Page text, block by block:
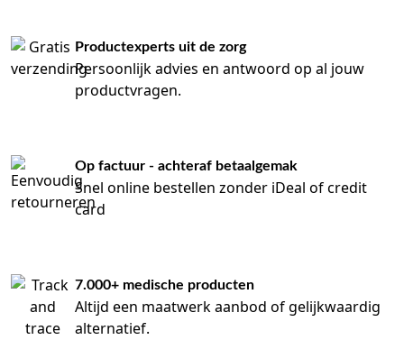
Productexperts uit de zorg
Persoonlijk advies en antwoord op al jouw
productvragen.
Op factuur - achteraf betaalgemak
Snel online bestellen zonder iDeal of credit
card
7.000+ medische producten
Altijd een maatwerk aanbod of gelijkwaardig
alternatief.